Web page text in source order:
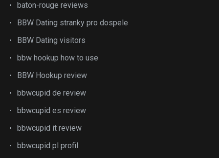
baton-rouge reviews
BBW Dating stranky pro dospele
BBW Dating visitors
bbw hookup how to use
BBW Hookup review
bbwcupid de review
bbwcupid es review
bbwcupid it review
bbwcupid pl profil